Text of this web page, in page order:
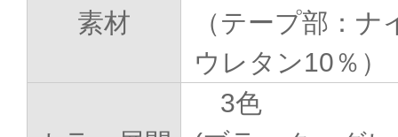
素材
（テープ部：
ウレタン10％）
3色